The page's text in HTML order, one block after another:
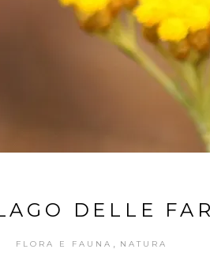
DELLE
FLORA E FAUNA NATURA